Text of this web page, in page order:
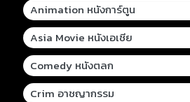
Animation หนังการ์ตูน
Asia Movie หนังเอเชีย
Comedy หนังตลก
Crim อาชญากรรม